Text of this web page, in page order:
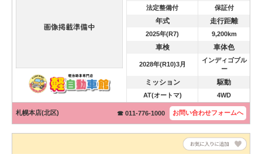
法定整備付 保証付
年式 走行距離
2025年(R7) 9,200km
車検 車体色
2028年(R10)3月
インディゴブル
ー
ミッション 駆動
AT(オートマ) 4WD
札幌本店(北区) ☎ 011-776-1000 お問い合わせフォームへ